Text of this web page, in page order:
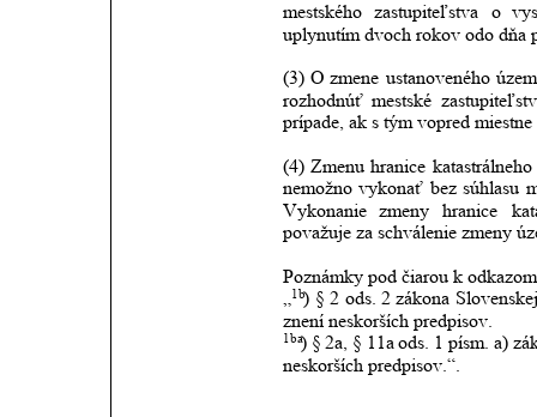
mestského zastupiteľstva o
uplynutím dvoch rokov odo dňa
(3) O zmene ustanoveného
rozhodnúť mestské
prípade, ak s tým vopred
(4) Zmenu hranice katastrálneho
nemožno vykonať bez súhlasu
Vykonanie
zmeny hranice
považuje za schválenie zmeny
Poznámky pod čiarou k
„1b) § 2 ods. 2 zákona Slovenskej
znení neskorších predpisov.
1ba) § 2a, § 11a ods. 1 písm. a)
neskorších predpisov.“.